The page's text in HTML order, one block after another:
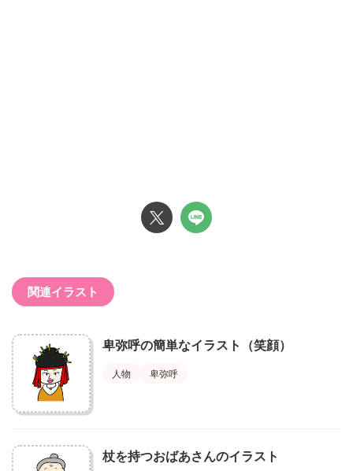
関連イラスト
卑弥呼の簡単なイラスト（笑顔）
人物 卑弥呼
杖を持つおばあさんのイラスト